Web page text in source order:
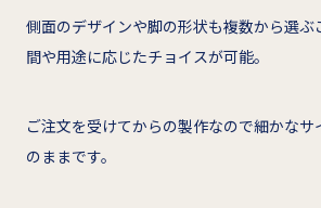
側面のデザインや脚の形状も複数から選ぶ
間や用途に応じたチョイスが可能。
ご注文を受けてからの製作なので細かな
のままです。